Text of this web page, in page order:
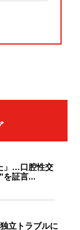
」…口腔性交
を証言...
立トラブルに